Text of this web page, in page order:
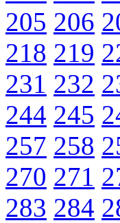
205 206
218 219
231 232
244 245
257 258
270 271
283 284